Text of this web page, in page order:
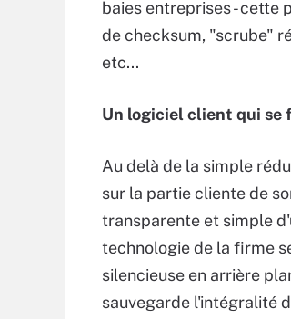
baies entreprises - cette
de checksum, "scrube"
etc...
Un logiciel client qui se
Au delà de la simple
sur la partie cliente de
transparente et simple
technologie de la firme
silencieuse en arrière
sauvegarde l'intégralité